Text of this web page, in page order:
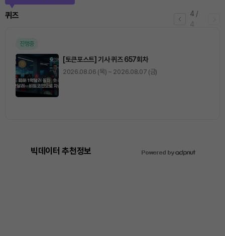
4 /
4
퀴즈
진행중
[토큰포스트] 기사 퀴즈 657회차
2026.08.06 (목) ~ 2026.08.07 (금)
빅데이터 추천정보